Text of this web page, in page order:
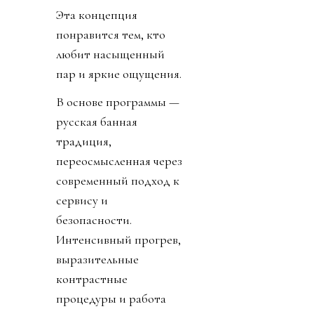
Эта концепция
понравится тем, кто
любит насыщенный
пар и яркие ощущения.
В основе программы —
русская банная
традиция,
переосмысленная через
современный подход к
сервису и
безопасности.
Интенсивный прогрев,
выразительные
контрастные
процедуры и работа